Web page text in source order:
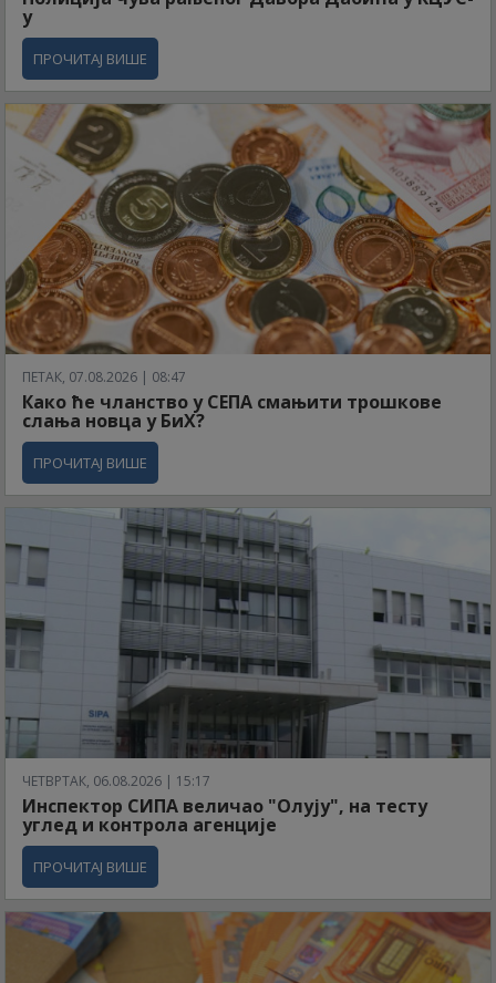
у
ПРОЧИТАЈ ВИШЕ
ПЕТАК, 07.08.2026 | 08:47
Како ће чланство у СЕПА смањити трошкове
слања новца у БиХ?
ПРОЧИТАЈ ВИШЕ
ЧЕТВРТАК, 06.08.2026 | 15:17
Инспектор СИПА величао "Олују", на тесту
углед и контрола агенције
ПРОЧИТАЈ ВИШЕ